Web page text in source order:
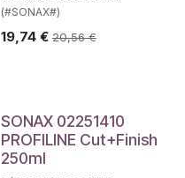
(#SONAX#)
19,74€ 20,56€
SONAX 02251410
PROFILINE Cut+Finish
250ml